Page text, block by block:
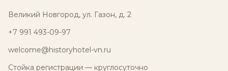
Великий Новгород, ул. Газон, д. 2
+7 991 493-09-97
welcome@historyhotel-vn.ru
Стойка регистрации — круглосуточно